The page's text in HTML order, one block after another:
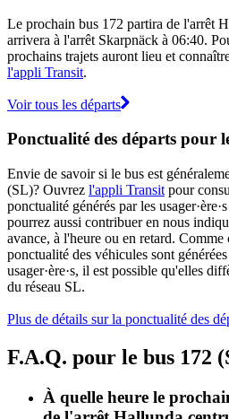
Le prochain bus 172 partira de l'arrêt
arrivera à l'arrêt Skarpnäck à 06:40.
prochains trajets auront lieu et
l'appli Transit.
Voir tous les départs
Ponctualité des départs pour
Envie de savoir si le bus est
(SL)? Ouvrez l'appli Transit pour
ponctualité générés par les
pourrez aussi contribuer en nous
avance, à l'heure ou en retard. Comme
ponctualité des véhicules sont
usager·ère·s, il est possible qu'elles
du réseau SL.
Plus de détails sur la ponctualité des
F.A.Q. pour le bus 172
À quelle heure le